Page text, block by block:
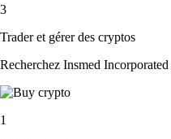
3
Trader et gérer des cryptos
Recherchez Insmed
1